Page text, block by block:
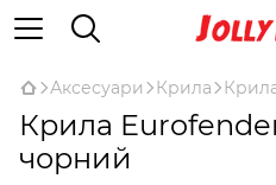
Аксесуари Крила
Крила
чорний